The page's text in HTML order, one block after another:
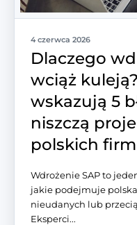
4 czerwca 2026
Dlaczego
wciąż
wskazują 5
niszczą
polskich
Wdrożenie SAP to
jakie podejmuje
nieudanych lub
Eksperci...